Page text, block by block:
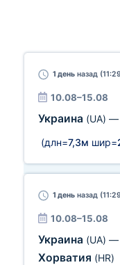
1 день назад
10.08–15.08
Украина (UA) —
(длн=7,3м шир=
1 день назад
10.08–15.08
Украина (UA) —
Хорватия (HR)